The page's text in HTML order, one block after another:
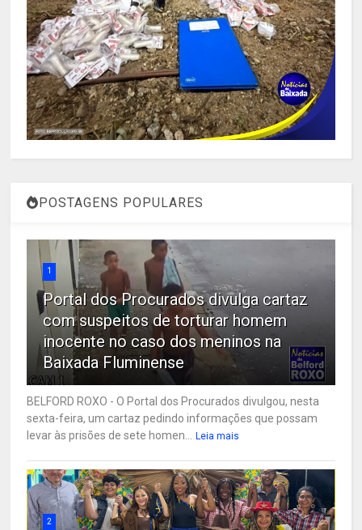
POSTAGENS POPULARES
1
Portal dos Procurados divulga cartaz
com suspeitos de torturar homem
inocente no caso dos meninos na
Baixada Fluminense
BELFORD ROXO - O Portal dos Procurados divulgou, nesta
sexta-feira, um cartaz pedindo informações que possam
levar às prisões de sete homen...
Leia mais
2